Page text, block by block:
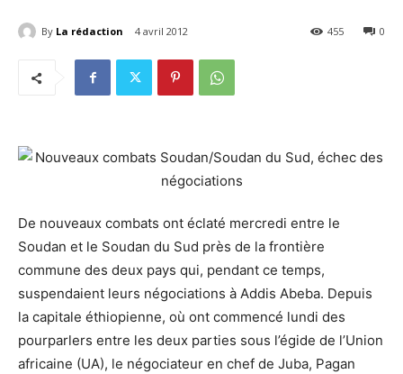
By La rédaction 4 avril 2012 0
455
De nouveaux combats ont éclaté mercredi entre le
Soudan et le Soudan du Sud près de la frontière
commune des deux pays qui, pendant ce temps,
suspendaient leurs négociations à Addis Abeba. Depuis
la capitale éthiopienne, où ont commencé lundi des
pourparlers entre les deux parties sous l’égide de l’Union
africaine (UA), le négociateur en chef de Juba, Pagan